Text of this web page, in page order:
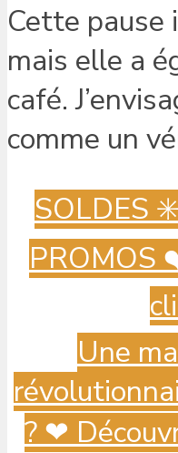
Cette pause
mais elle a
café.
comme un
SOLDES
PROMOS
Une
? ️❤